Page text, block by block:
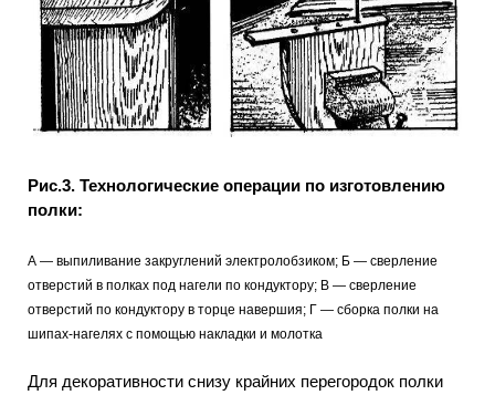
Рис.3. Технологические операции по изготовлению
полки:
А — выпиливание закруглений электролобзиком; Б — сверление
отверстий в полках под нагели по кондуктору; В — сверление
отверстий по кондуктору в торце навершия; Г — сборка полки на
шипах-нагелях с помощью накладки и молотка
Для декоративности снизу крайних перегородок полки